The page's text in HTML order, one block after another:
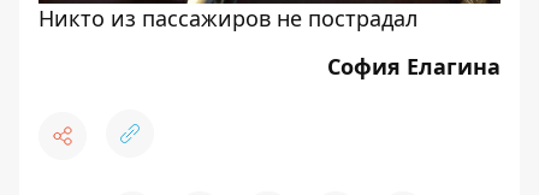
Никто из пассажиров не пострадал
София Елагина